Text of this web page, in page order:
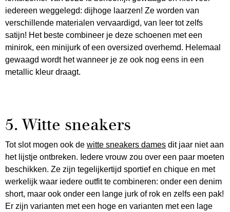
iedereen weggelegd: dijhoge laarzen! Ze worden van
verschillende materialen vervaardigd, van leer tot zelfs
satijn! Het beste combineer je deze schoenen met een
minirok, een minijurk of een oversized overhemd. Helemaal
gewaagd wordt het wanneer je ze ook nog eens in een
metallic kleur draagt.
5. Witte sneakers
Tot slot mogen ook de witte sneakers dames dit jaar niet aan
het lijstje ontbreken. Iedere vrouw zou over een paar moeten
beschikken. Ze zijn tegelijkertijd sportief en chique en met
werkelijk waar iedere outfit te combineren: onder een denim
short, maar ook onder een lange jurk of rok en zelfs een pak!
Er zijn varianten met een hoge en varianten met een lage